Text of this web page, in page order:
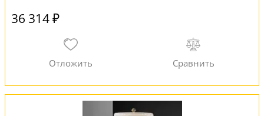
36 314 ₽